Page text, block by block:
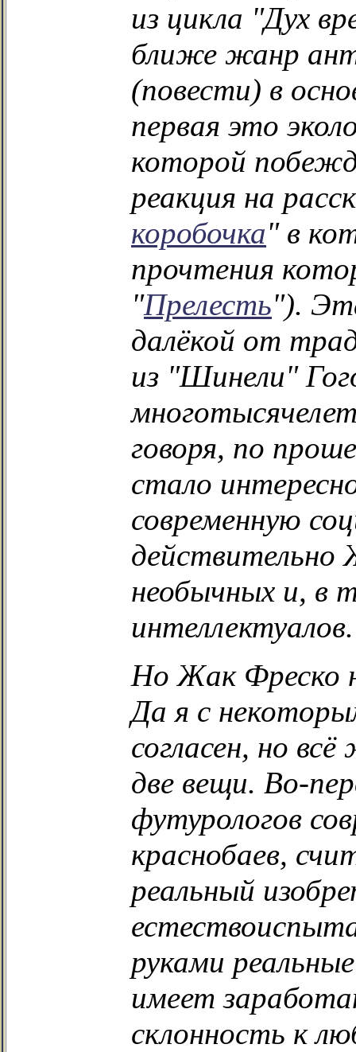
из цикла "Дух
ближе жанр
(повести) в
первая это
которой
реакция на
коробочка" в
прочтения
"Прелесть").
далёкой от
из "Шинели"
говоря, по
стало
современную
действительно
необычных и, в
интеллектуалов.
Но Жак Фреско
Да я с
согласен, но
две вещи. Во-
футурологов
краснобаев,
реальный
руками
имеет
склонность к